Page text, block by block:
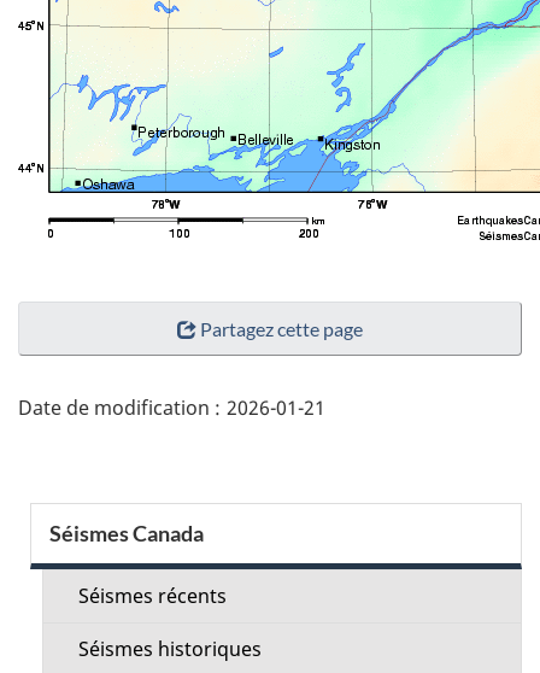
"Détails
page"
Partagez cette page
Date de modification : 2026-01-21
Menu
de
Séismes Canada
Séismes récents
Séismes historiques